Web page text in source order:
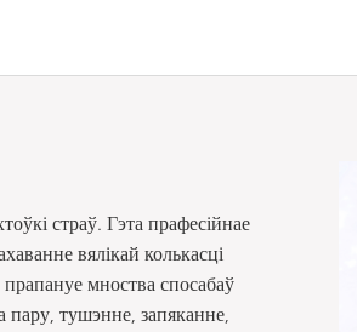
страў. Гэта прафесійнае
вялікай колькасці
мноства спосабаў
пару, тушэнне, запяканне,